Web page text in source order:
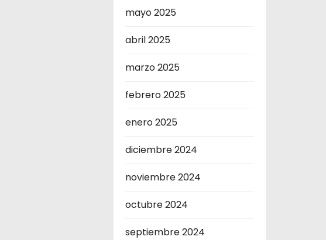
mayo 2025
abril 2025
marzo 2025
febrero 2025
enero 2025
diciembre 2024
noviembre 2024
octubre 2024
septiembre 2024